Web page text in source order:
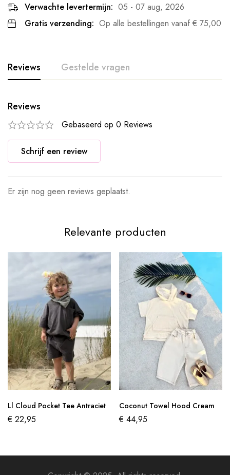
Verwachte levertermijn: 05 - 07 aug, 2026
Gratis verzending: Op alle bestellingen vanaf € 75,00
Reviews Gestelde vragen
Reviews
Gebaseerd op 0 Reviews
Schrijf een review
Er zijn nog geen reviews geplaatst.
Relevante producten
Ll Cloud Pocket Tee Antraciet
€ 22,95
Coconut Towel Hood Cream
€ 44,95